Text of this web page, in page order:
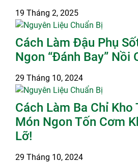
19 Tháng 2, 2025
Cách Làm Đậu Phụ
Ngon “Đánh Bay” Nồi
29 Tháng 10, 2024
Cách Làm Ba Chỉ Kho
Món Ngon Tốn Cơm
Lỡ!
29 Tháng 10, 2024